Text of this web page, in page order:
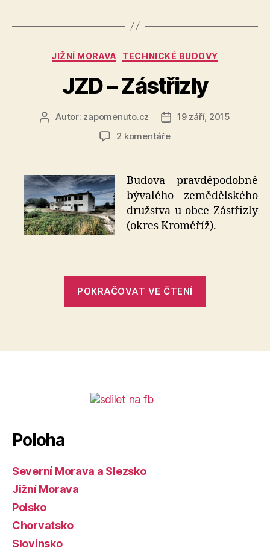
Rubriky
JIŽNÍ MORAVA TECHNICKÉ BUDOVY
JZD – Zástřizly
AutorAutor: zapomenuto.cz
Datum
19 září, 2015
2 komentářeu
názvem
JZD
–
Zástřizly
Budova pravděpodobně
bývalého zemědělského
družstva u obce Zástřizly
(okres Kroměříž).
POKRAČOVAT VE ČTENÍ
Poloha
Severní Morava a Slezsko
Jižní Morava
Polsko
Chorvatsko
Slovinsko